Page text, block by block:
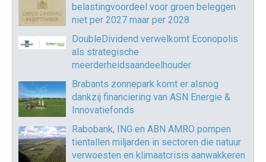
belastingvoordeel voor groen beleggen
niet per 2027 maar per 2028
DoubleDividend verwelkomt Econopolis
als strategische
meerderheidsaandeelhouder
Brabants zonnepark komt er alsnog
dankzij financiering van ASN Energie &
Innovatiefonds
Rabobank, ING en ABN AMRO pompen
tientallen miljarden in sectoren die natuur
verwoesten en klimaatcrisis aanwakkeren